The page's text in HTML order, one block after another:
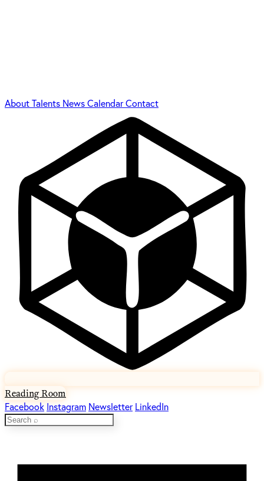
AboutTalents NewsCalendarContact
Reading Room
Facebook Instagram Newsletter LinkedIn